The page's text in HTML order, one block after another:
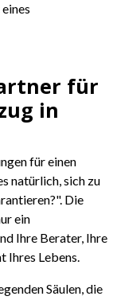
für
in
für einen
natürlich, sich zu
Die
ein
Ihre Berater, Ihre
Ihres Lebens.
Säulen, die